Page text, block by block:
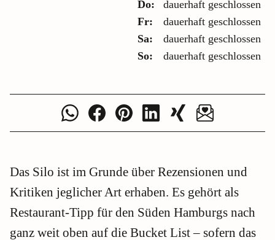
Do:
dauerhaft geschlossen
Fr:
dauerhaft geschlossen
Sa:
dauerhaft geschlossen
So:
dauerhaft geschlossen
Das Silo ist im Grunde über Rezensionen und
Kritiken jeglicher Art erhaben. Es gehört als
Restaurant-Tipp für den Süden Hamburgs nach
ganz weit oben auf die Bucket List – sofern das